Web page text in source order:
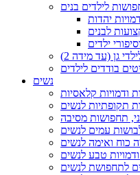
לילדים בנים
יהדות
לבנים
ילדים
גן (עד מידה 2)
בודדים לילדים
נשים
ודמויות קלאסיות
תקופתיות לנשים
תחפושות מסיבה
עמים לנשים
כוח ואימה לנשים
טבע לנשים
לתחפושת לנשים